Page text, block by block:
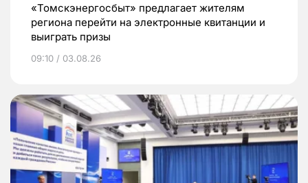
«Томскэнергосбыт» предлагает жителям
региона перейти на электронные квитанции и
выиграть призы
09:10 / 03.08.26